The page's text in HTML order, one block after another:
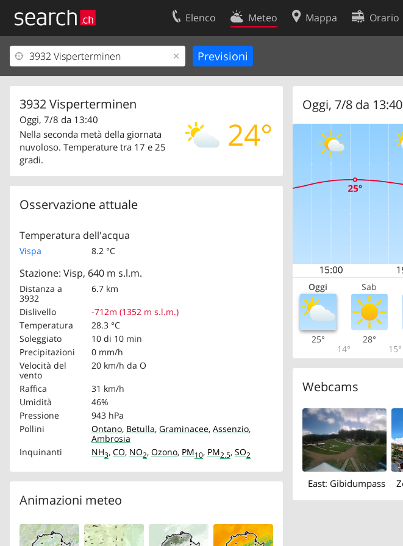
Elenco Meteo Mappa Orario
3932 Visperterminen
24°
Oggi, 7/8 da 13:40
Nella seconda metà della giornata
nuvoloso. Temperature tra 17 e 25
gradi.
Osservazione attuale
Temperatura dell'acqua
Vispa 8.2 °C
Stazione: Visp, 640 m s.l.m.
Distanza a
3932
6.7 km
Dislivello
-712m (1352 m s.l.m.)
Temperatura
28.3 °C
Soleggiato
10 di 10 min
Precipitazioni
0 mm/h
Velocità del
vento
20 km/h da O
Raffica
31 km/h
Umidità
46%
Pressione
943 hPa
Pollini
Ontano, Betulla, Graminacee, Assenzio,
Ambrosia
Inquinanti
NH3, CO, NO2, Ozono, PM10, PM2.5, SO2
Animazioni meteo
Oggi, 7/8 da 13:40
Oggi Sab
25°
14°
28°
15°
Webcams
East: Gibidumpass
Il vostro profolio
Area clienti
Contatti
Condizioni d’uso